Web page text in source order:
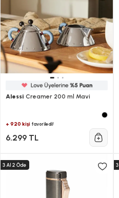
Alessi Creamer 200 ml Mavi
+ 920 kişi favoriledi!
6.299 TL